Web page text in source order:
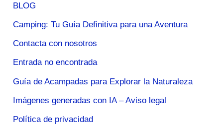
BLOG
Camping: Tu Guía Definitiva para una Aventura
Contacta con nosotros
Entrada no encontrada
Guía de Acampadas para Explorar la Naturaleza
Imágenes generadas con IA – Aviso legal
Política de privacidad